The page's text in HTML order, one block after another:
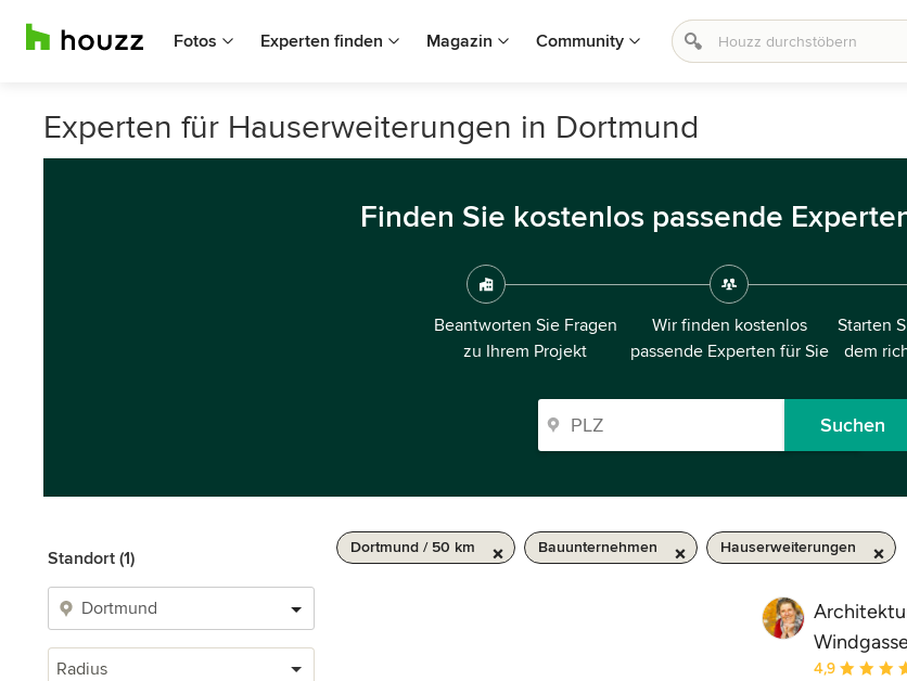
Fotos Experten finden Magazin Community
Experten für Hauserweiterungen in Dortmund
Finden Sie kostenlos passende
Beantworten Sie Fragen
zu Ihrem Projekt
Wir finden kostenlos
passende Experten für Sie
Starten
dem
Suchen
Standort (1)
Radius
Dortmund / 50 km Bauunternehmen Hauserweiterungen
4,9